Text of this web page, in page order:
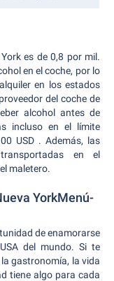
es de 0,8 por mil.
en el coche, por lo
en los estados
del coche de
alcohol antes de
incluso en el límite
USD . Además, las
en el
maletero.
YorkMenú-
de enamorarse
del mundo. Si te
gastronomía, la vida
tiene algo para cada